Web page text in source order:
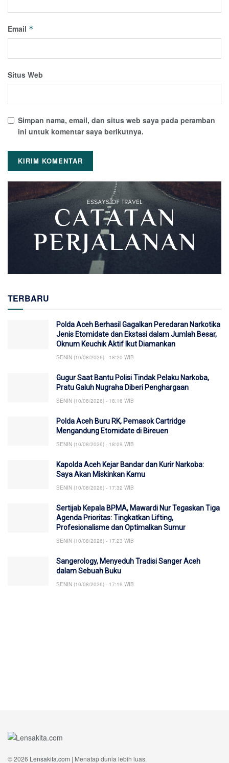
Email *
Situs Web
Simpan nama, email, dan situs web saya pada peramban
ini untuk komentar saya berikutnya.
TERBARU
Polda Aceh Berhasil Gagalkan Peredaran Narkotika
Jenis Etomidate dan Ekstasi dalam Jumlah Besar,
Oknum Keuchik Aktif Ikut Diamankan
SENIN (10/08/2026) - 18:20 WIB
Gugur Saat Bantu Polisi Tindak Pelaku Narkoba,
Pratu Galuh Nugraha Diberi Penghargaan
SENIN (10/08/2026) - 18:16 WIB
Polda Aceh Buru RK, Pemasok Cartridge
Mengandung Etomidate di Bireuen
SENIN (10/08/2026) - 18:09 WIB
Kapolda Aceh Kejar Bandar dan Kurir Narkoba:
Saya Akan Miskinkan Kamu
SENIN (10/08/2026) - 17:32 WIB
Sertijab Kepala BPMA, Mawardi Nur Tegaskan Tiga
Agenda Prioritas: Tingkatkan Lifting,
Profesionalisme dan OptimaIkan Sumur
SENIN (10/08/2026) - 17:23 WIB
Sangerology, Menyeduh Tradisi Sanger Aceh
dalam Sebuah Buku
SENIN (10/08/2026) - 17:19 WIB
© 2026 Lensakita.com | Menatap dunia lebih luas.